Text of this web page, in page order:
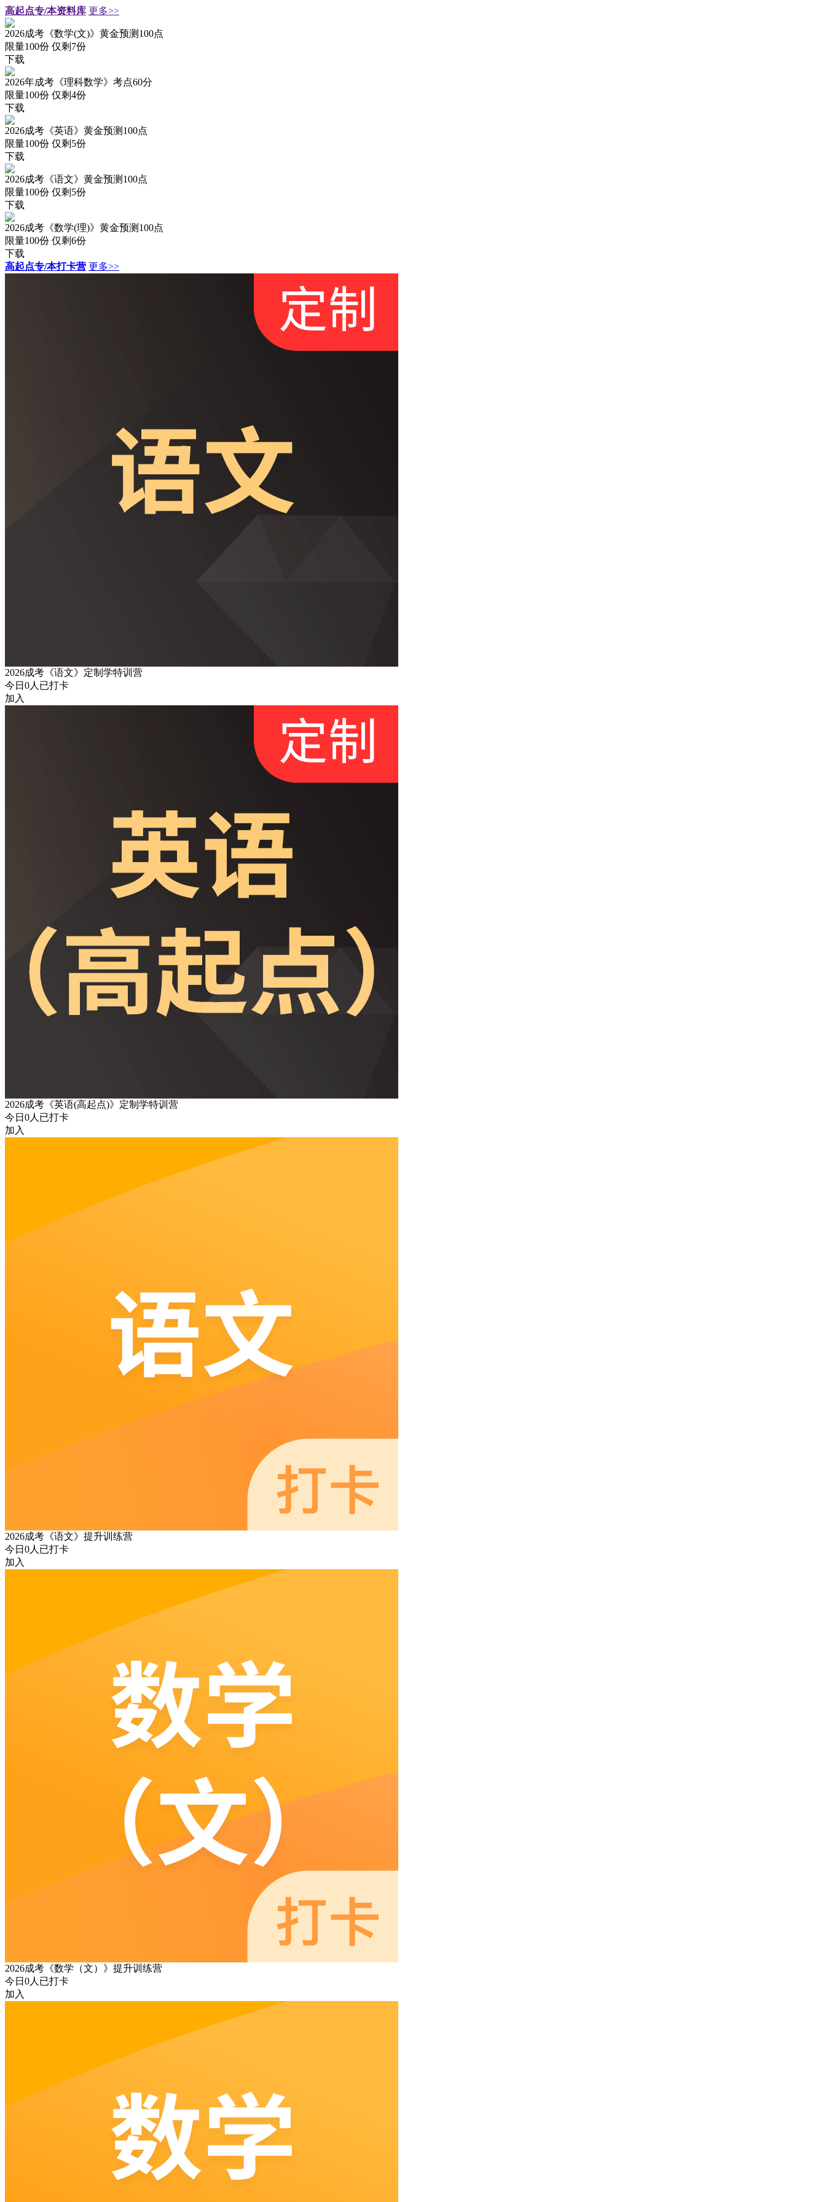
高起点专/本资料库 更多>>
2026成考《数学(文)》黄金预测100点
限量100份 仅剩 7份
下载
2026年成考《理科数学》考点60分
限量100份 仅剩4份
下载
2026成考《英语》黄金预测100点
限量100份 仅剩 5份
下载
2026成考《语文》黄金预测100点
限量100份 仅剩 5份
下载
2026成考《数学(理)》黄金预测100点
限量100份 仅剩6份
下载
高起点专/本打卡营 更多>>
2026成考《语文》定制学特训营
今日 0人已打卡
加入
2026成考《英语(高起点)》定制学特训营
今日 0人已打卡
加入
2026成考《语文》提升训练营
今日 0人已打卡
加入
2026成考《数学（文）》提升训练营
今日 0人已打卡
加入